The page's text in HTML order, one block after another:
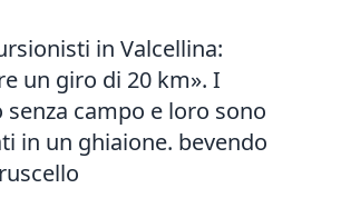
in Valcellina:
un giro di 20 km». I
campo e loro sono
in un ghiaione. bevendo